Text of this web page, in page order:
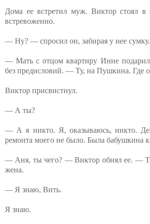
Дома ее встретил муж. Виктор стоял в
встревоженно.
— Ну? — спросил он, забирая у нее сумку.
— Мать с отцом квартиру Инне
без предисловий. — Ту, на Пушкина. Где
Виктор присвистнул.
— А ты?
— А я никто. Я, оказываюсь, никто.
ремонта моего не было. Была бабушкина
— Аня, ты чего? — Виктор обнял ее. —
жена.
— Я знаю, Вить.
Я знаю.